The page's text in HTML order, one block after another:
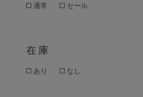
通常 セール
在庫
あり なし